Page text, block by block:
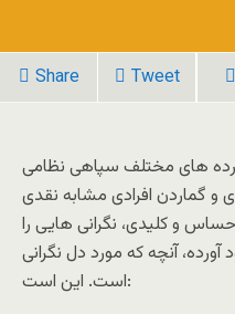
Share Tweet
رده های مختلف سپاهی نظامی
و گماردن افرادی مشابه نقدی
و کلیدی، نگرانی هایی را
آنچه که مورد دل نگرانی
است. این است: